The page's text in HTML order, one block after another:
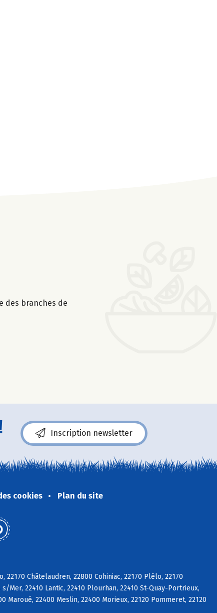
des branches de
Inscription newsletter
cookies Plan du site
22170 Châtelaudren, 22800 Cohiniac, 22170 Plélo, 22170
Mer, 22410 Lantic, 22410 Plourhan, 22410 St-Quay-Portrieux,
Maroué, 22400 Meslin, 22400 Morieux, 22120 Pommeret, 22120